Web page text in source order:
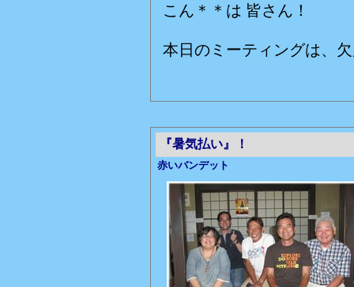
こん＊＊は 皆さん！
本日のミーティングは、
『暑気払い』！
赤いバンデット